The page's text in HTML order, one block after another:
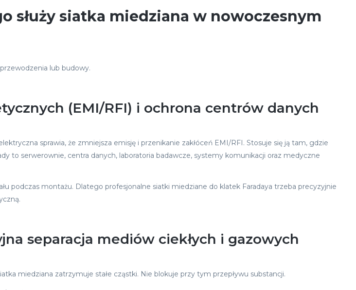
służy siatka miedziana w nowoczesnym
lub budowy.
(EMI/RFI) i ochrona centrów danych
sprawia, że zmniejsza emisję i przenikanie zakłóceń EMI/RFI. Stosuje się ją tam, gdzie
to serwerownie, centra danych, laboratoria badawcze, systemy komunikacji oraz medyczne
podczas montażu. Dlatego profesjonalne siatki miedziane do klatek Faradaya trzeba precyzyjnie
separacja mediów ciekłych i gazowych
miedziana zatrzymuje stałe cząstki. Nie blokuje przy tym przepływu substancji.